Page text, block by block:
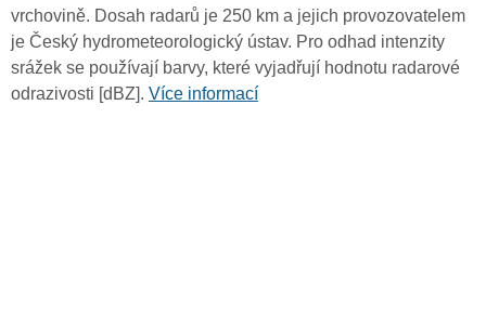
vrchovině. Dosah radarů je 250 km a jejich provozovatelem
je Český hydrometeorologický ústav. Pro odhad intenzity
srážek se používají barvy, které vyjadřují hodnotu radarové
odrazivosti [dBZ]. Více informací